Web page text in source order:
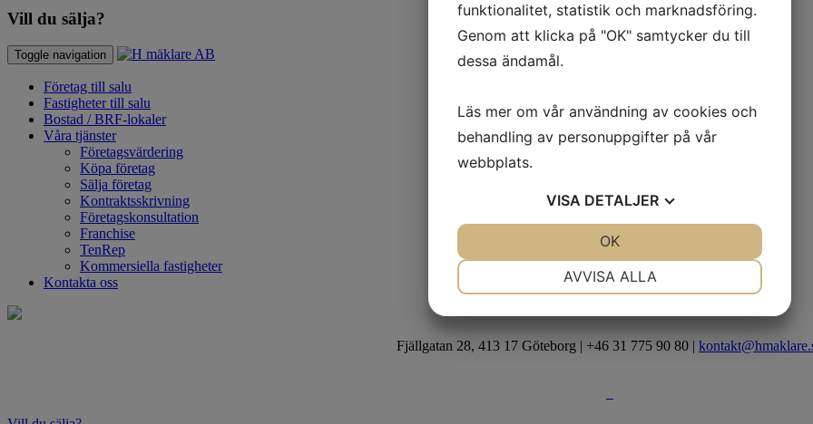
Vill du sälja?
Toggle navigation
Företag till salu
Fastigheter till salu
Bostad / BRF-lokaler
Våra tjänster
Företagsvärdering
Köpa företag
Sälja företag
Kontraktsskrivning
Företagskonsultation
Franchise
TenRep
Kommersiella fastigheter
Kontakta oss
Fjällgatan 28, 413 17 Göteborg | +46 31 775 90 80 |
funktionalitet, statistik och marknadsföring.
Genom att klicka på "OK" samtycker du till
dessa ändamål.
Läs mer om vår användning av cookies och
behandling av personuppgifter på vår
webbplats.
VISA DETALJER
AVVISA ALLA
OK